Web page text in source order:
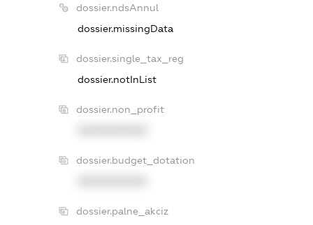
dossier.ndsAnnul
dossier.missingData
dossier.single_tax_reg
dossier.notInList
dossier.non_profit
dossier.budget_dotation
dossier.palne_akciz